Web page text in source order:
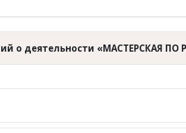
о деятельности «МАСТЕРСКАЯ ПО